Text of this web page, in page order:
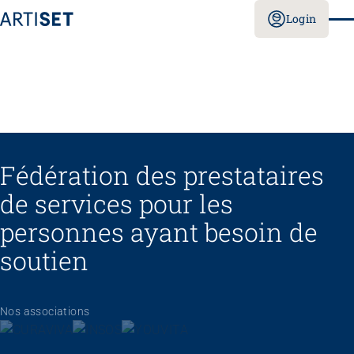
Login
Fédération des prestataires
de services pour les
personnes ayant besoin de
soutien
Nos associations